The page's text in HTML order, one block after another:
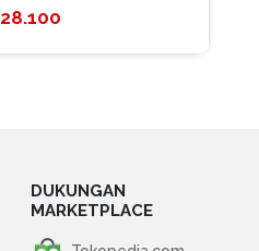
28.100
DUKUNGAN
MARKETPLACE